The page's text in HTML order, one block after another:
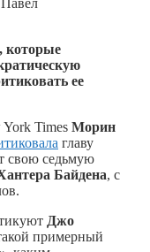
которые
ее
Times Морин
главу
свою седьмую
Байдена, с
Джо
примерный